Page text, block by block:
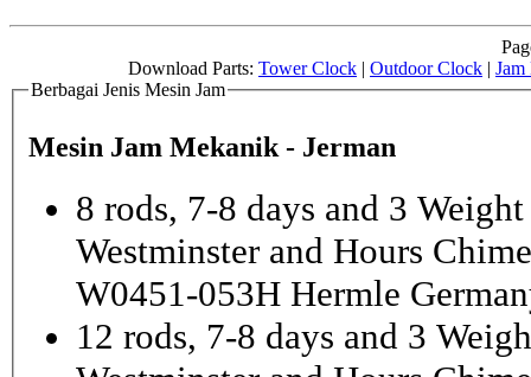
Download Parts: Tower Clock | Outdoor Clock |
Berbagai Jenis Mesin Jam
Mesin Jam Mekanik - Jerman
8 rods, 7-8 days and 3
Westminster and Hours Chime
W0451-053H Hermle
12 rods, 7-8 days and 3